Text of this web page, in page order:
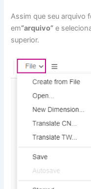
Assim que seu arquivo
em“arquivo” e
superior.